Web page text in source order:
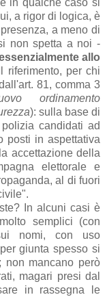
in qualche caso si
a rigor di logica, è
a meno di
non spetta a noi -
allo
riferimento, per chi
81, comma 3
ordinamento
): sulla base di
candidati ad
posti in aspettativa
accettazione della
elettorale e
al di fuori
In alcuni casi è
semplici (con
nomi, con uso
giunta spesso si
non mancano però
magari presi dal
in rassegna le